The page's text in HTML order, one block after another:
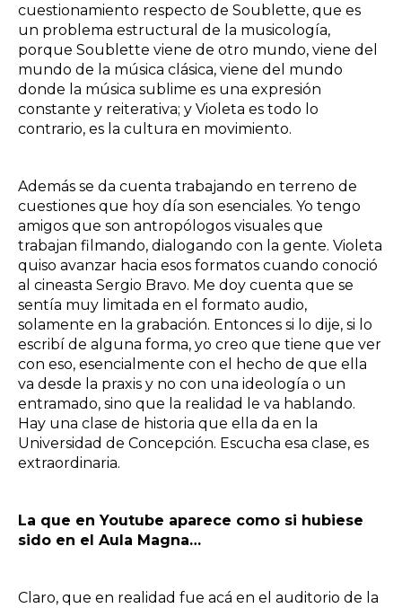
cuestionamiento respecto de Soublette, que es
un problema estructural de la musicología,
porque Soublette viene de otro mundo, viene del
mundo de la música clásica, viene del mundo
donde la música sublime es una expresión
constante y reiterativa; y Violeta es todo lo
contrario, es la cultura en movimiento.
Además se da cuenta trabajando en terreno de
cuestiones que hoy día son esenciales. Yo tengo
amigos que son antropólogos visuales que
trabajan filmando, dialogando con la gente. Violeta
quiso avanzar hacia esos formatos cuando conoció
al cineasta Sergio Bravo. Me doy cuenta que se
sentía muy limitada en el formato audio,
solamente en la grabación. Entonces si lo dije, si lo
escribí de alguna forma, yo creo que tiene que ver
con eso, esencialmente con el hecho de que ella
va desde la praxis y no con una ideología o un
entramado, sino que la realidad le va hablando.
Hay una clase de historia que ella da en la
Universidad de Concepción. Escucha esa clase, es
extraordinaria.
La que en Youtube aparece como si hubiese
sido en el Aula Magna…
Claro, que en realidad fue acá en el auditorio de la